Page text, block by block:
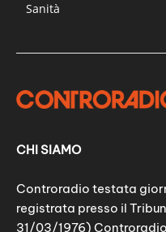
Sanità
CHI SIAMO
Controradio testata
registrata presso il
31/03/1976)